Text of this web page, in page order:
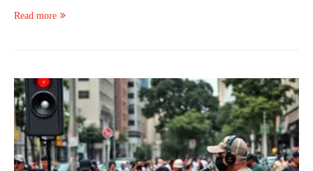
Read more